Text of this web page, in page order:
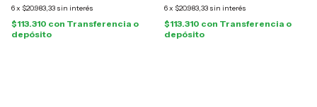
6x $20.983,33 sin interés
$113.310 con Transferencia o
depósito
6x $20.983,33 sin interés
$113.310 con Transferencia o
depósito